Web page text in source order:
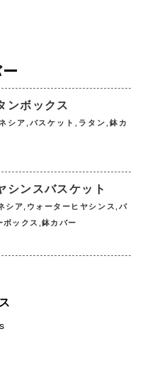
ンボックス
シア バスケット ラタン 鉢カ
シンスバスケット
シア ウォーターヒヤシンス バ
ボックス ,鉢カバー